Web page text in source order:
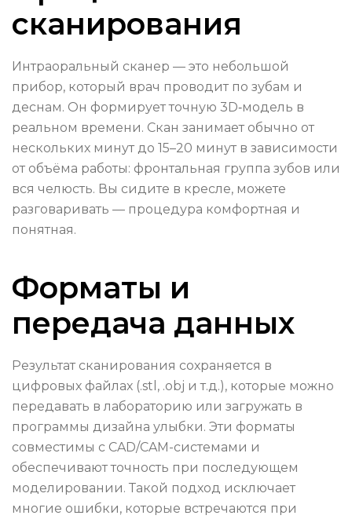
сканирования
Интраоральный сканер — это небольшой
прибор, который врач проводит по зубам и
деснам. Он формирует точную 3D‑модель в
реальном времени. Скан занимает обычно от
нескольких минут до 15–20 минут в зависимости
от объёма работы: фронтальная группа зубов или
вся челюсть. Вы сидите в кресле, можете
разговаривать — процедура комфортная и
понятная.
Форматы и
передача данных
Результат сканирования сохраняется в
цифровых файлах (.stl, .obj и т.д.), которые можно
передавать в лабораторию или загружать в
программы дизайна улыбки. Эти форматы
совместимы с CAD/CAM-системами и
обеспечивают точность при последующем
моделировании. Такой подход исключает
многие ошибки, которые встречаются при